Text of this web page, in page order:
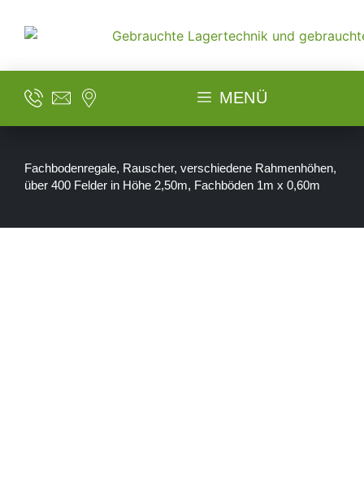
MENÜ
Fachbodenregale, Rauscher, verschiedene Rahmenhöhen,
über 400 Felder in Höhe 2,50m, Fachböden 1m x 0,60m